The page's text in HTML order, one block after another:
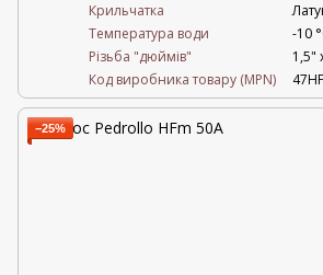
Крильчатка
Температура води
-10
Різьба "дюймів"
1,5"
Код виробника товару (MPN)
−25%